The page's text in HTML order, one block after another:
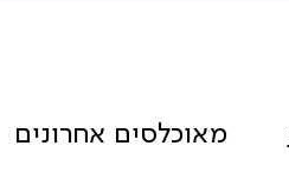
מאוכלסים אחרונים